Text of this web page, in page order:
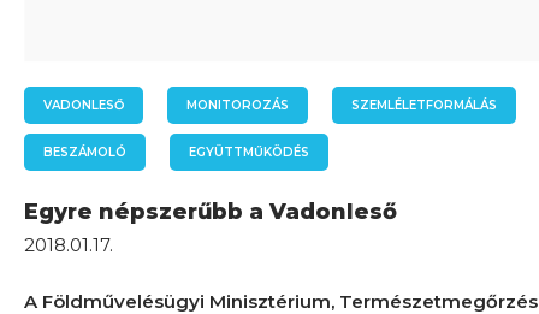
VADONLESŐ MONITOROZÁS SZEMLÉLETFORMÁLÁS
BESZÁMOLÓ EGYÜTTMŰKÖDÉS
Egyre népszerűbb a Vadonleső
2018.01.17.
A Földművelésügyi Minisztérium,